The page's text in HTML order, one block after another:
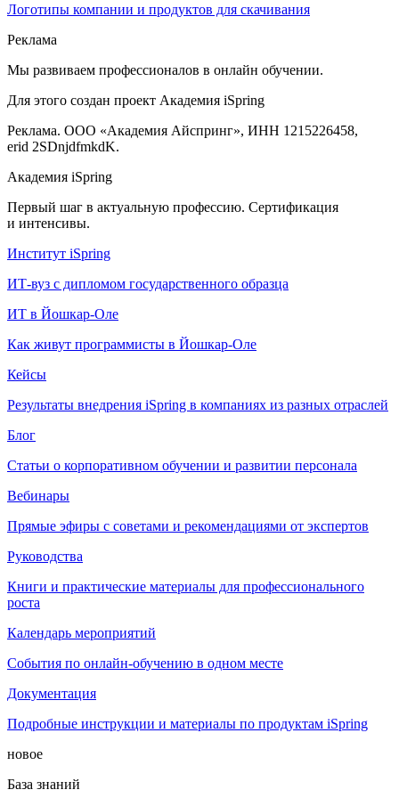
Логотипы компании и продуктов для скачивания
Реклама
Мы развиваем профессионалов в онлайн обучении.
Для этого создан проект Академия iSpring
Реклама. ООО «Академия Айспринг», ИНН 1215226458,
erid 2SDnjdfmkdK.
Академия iSpring
Первый шаг в актуальную профессию. Сертификация
и интенсивы.
Институт iSpring
ИТ-вуз с дипломом государственного образца
ИТ в Йошкар-Оле
Как живут программисты в Йошкар‑Оле
Кейсы
Результаты внедрения iSpring в компаниях из разных отраслей
Блог
Статьи о корпоративном обучении и развитии персонала
Вебинары
Прямые эфиры с советами и рекомендациями от экспертов
Руководства
Книги и практические материалы для профессионального
роста
Календарь мероприятий
События по онлайн-обучению в одном месте
Документация
Подробные инструкции и материалы по продуктам iSpring
новое
База знаний